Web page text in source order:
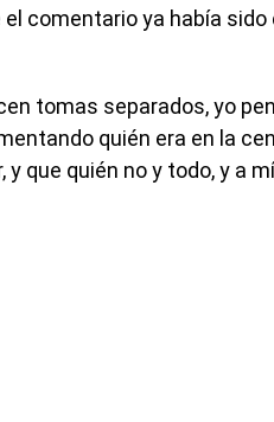
comentario ya había
tomas separados, yo
quién era en la
y que quién no y todo, y a